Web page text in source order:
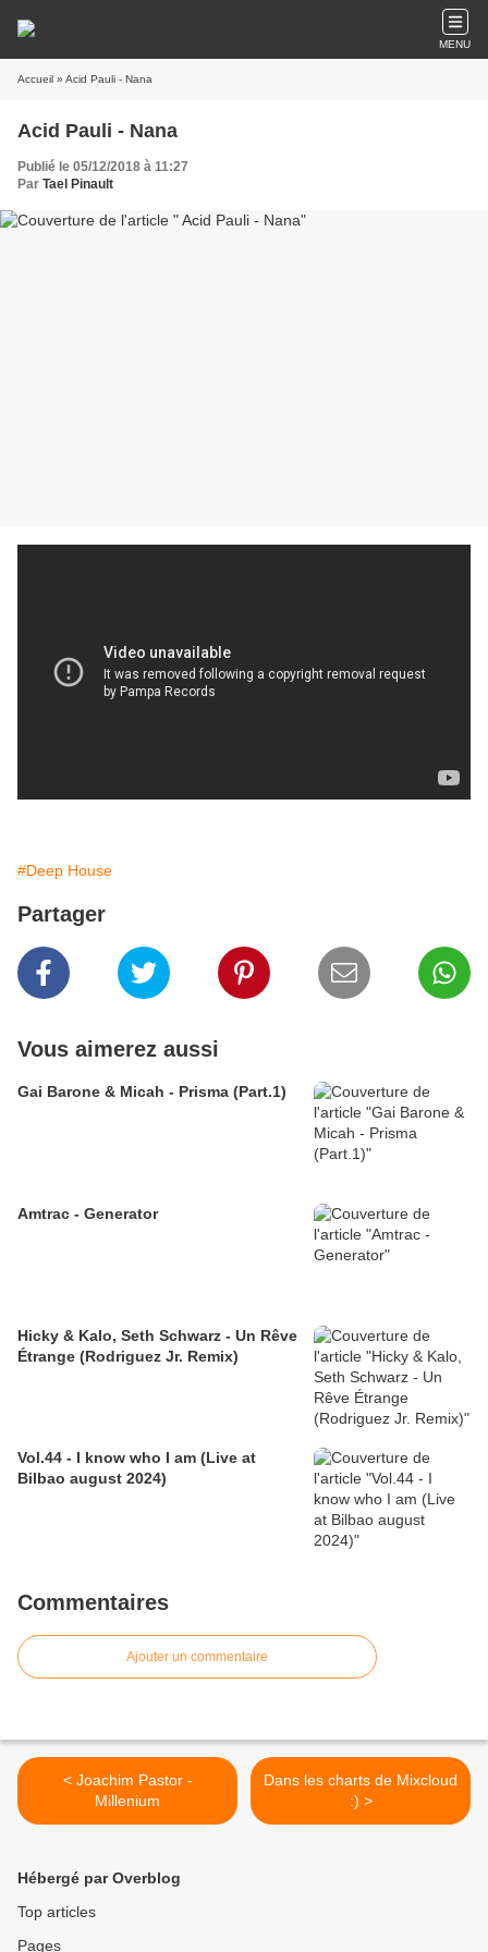
MENU
Accueil » Acid Pauli - Nana
Acid Pauli - Nana
Publié le 05/12/2018 à 11:27
Par Tael Pinault
#Deep House
Partager
Vous aimerez aussi
Gai Barone & Micah - Prisma (Part.1)
Amtrac - Generator
Hicky & Kalo, Seth Schwarz - Un Rêve
Étrange (Rodriguez Jr. Remix)
Vol.44 - I know who I am (Live at
Bilbao august 2024)
Commentaires
Ajouter un commentaire
< Joachim Pastor -
Millenium
Dans les charts de Mixcloud
:) >
Hébergé par Overblog
Top articles
Pages